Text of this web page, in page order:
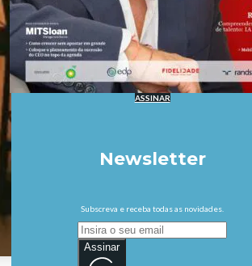
ASSINAR
Newsletter
Subscreva e receba todas as novidades.
Assinar